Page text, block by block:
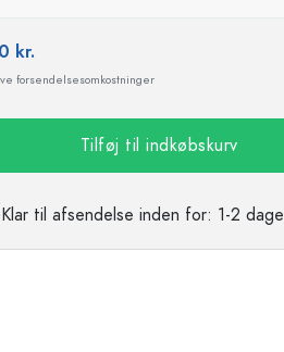
kr.
forsendelsesomkostninger
Tilføj til indkøbskurv
Klar til afsendelse inden for: 1-2 dage